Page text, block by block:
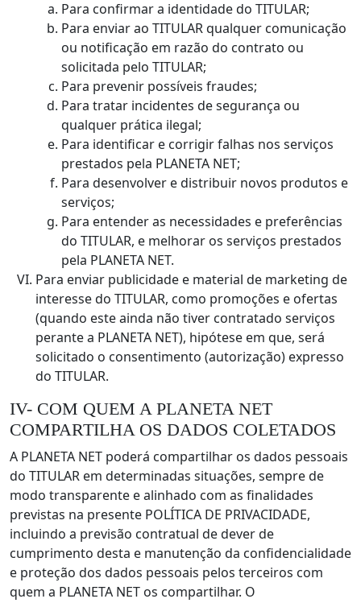
Para confirmar a identidade do TITULAR;
Para enviar ao TITULAR qualquer comunicação
ou notificação em razão do contrato ou
solicitada pelo TITULAR;
Para prevenir possíveis fraudes;
Para tratar incidentes de segurança ou
qualquer prática ilegal;
Para identificar e corrigir falhas nos serviços
prestados pela PLANETA NET;
Para desenvolver e distribuir novos produtos e
serviços;
Para entender as necessidades e preferências
do TITULAR, e melhorar os serviços prestados
pela PLANETA NET.
Para enviar publicidade e material de marketing de
interesse do TITULAR, como promoções e ofertas
(quando este ainda não tiver contratado serviços
perante a PLANETA NET), hipótese em que, será
solicitado o consentimento (autorização) expresso
do TITULAR.
IV- COM QUEM A PLANETA NET
COMPARTILHA OS DADOS COLETADOS
A PLANETA NET poderá compartilhar os dados pessoais
do TITULAR em determinadas situações, sempre de
modo transparente e alinhado com as finalidades
previstas na presente POLÍTICA DE PRIVACIDADE,
incluindo a previsão contratual de dever de
cumprimento desta e manutenção da confidencialidade
e proteção dos dados pessoais pelos terceiros com
quem a PLANETA NET os compartilhar. O